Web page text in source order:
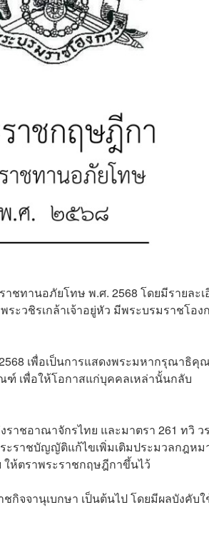
ชทานอภัยโทษ พ.ศ. 2568 โดยมีรายละเ
ะวชิรเกล้าเจ้าอยู่หัว มีพระบรมราชโอง
เพื่อเป็นการแสดงพระมหากรุณาธิคุ
เพื่อให้โอกาสแก่บุคคลเหล่านั้นกลับ
าชอาณาจักรไทย และมาตรา 261 ทวิ ว
ะราชบัญญัติแก้ไขเพิ่มเติมประมวลกฎหม
ห้ตราพระราชกฤษฎีกาขึ้นไว้
จจานุเบกษา เป็นต้นไป โดยมีผลบังคับ